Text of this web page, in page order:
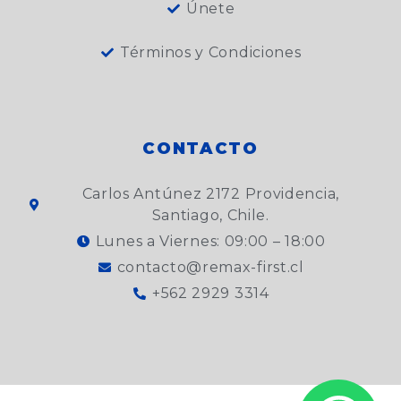
Únete
Términos y Condiciones
CONTACTO
Carlos Antúnez 2172 Providencia,
Santiago, Chile.
Lunes a Viernes: 09:00 – 18:00
contacto@remax-first.cl
+562 2929 3314